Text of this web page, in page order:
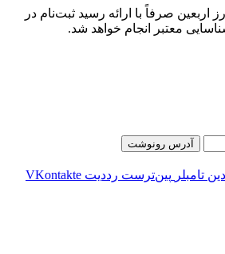
اربعین صرفاً با ارائه رسید ثبت‌نام در
معتبر انجام خواهد شد.
آدرس رونوشت
‫تامبلر ‫پین‌ترست ‫رددیت ‫VKontakte